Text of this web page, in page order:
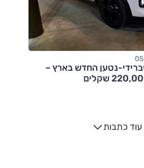
נטען החדש בארץ –
עוד כתבות